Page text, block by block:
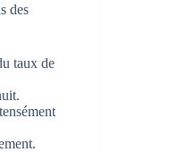
des
taux de